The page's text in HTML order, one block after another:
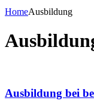
HomeAusbildung
Ausbildung bei